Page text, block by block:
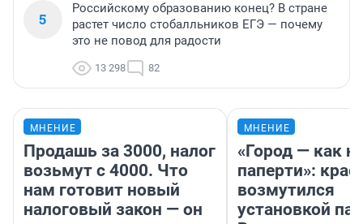
5
Российскому образованию конец? В стране
растет число стобалльников ЕГЭ — почему
это не повод для радости
13 298 82
МНЕНИЕ
Продашь за 3000, налог
возьмут с 4000. Что
нам готовит новый
налоговый закон — он
МНЕНИЕ
«Город — как
паперти»:
возмутился
установкой